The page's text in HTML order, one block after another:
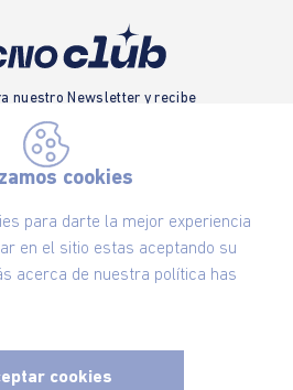
cookies
para darte la mejor experiencia
en el sitio estas aceptando su
acerca de nuestra política has
cookies
nuestro Newsletter y recibe
y lo último en moda
AHORA